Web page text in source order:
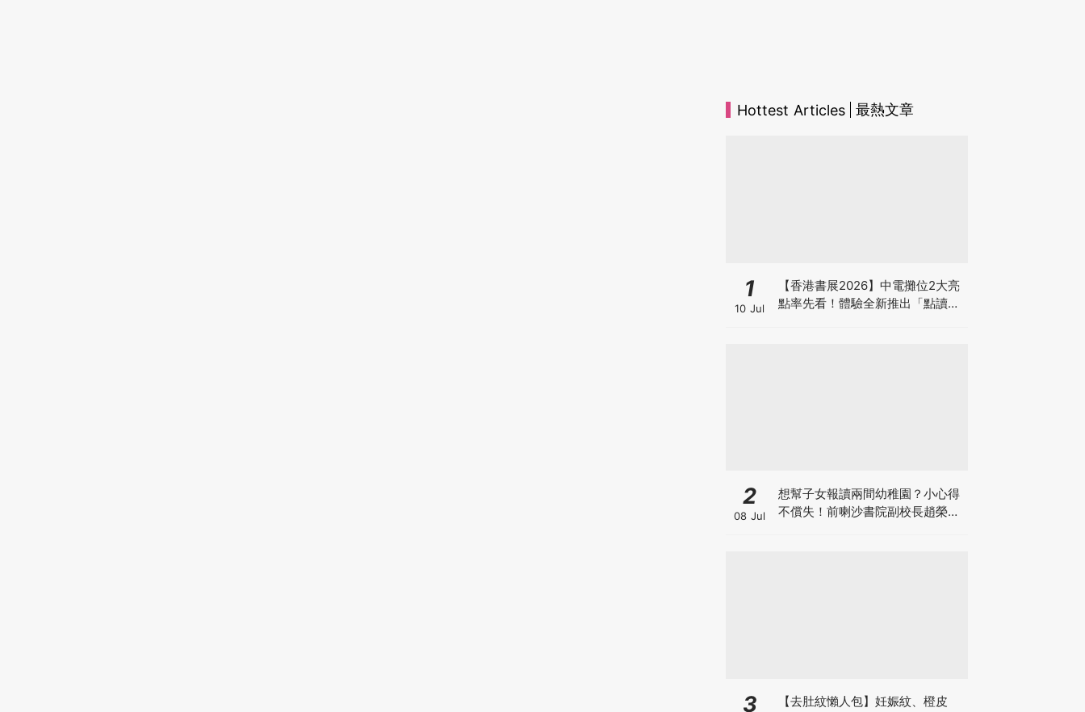
Hottest Articles 最熱文章
1
10 Jul
【香港書展2026】中電攤位2大亮
點率先看！體驗全新推出「點讀故
2
08 Jul
想幫子女報讀兩間幼稚園？小心得
不償失！前喇沙書院副校長趙榮
3
【去肚紋懶人包】妊娠紋、橙皮